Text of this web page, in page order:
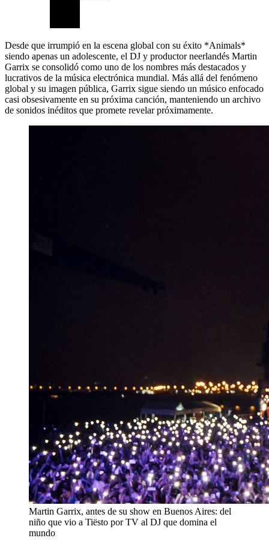
Desde que irrumpió en la escena global con su éxito *Animals*
siendo apenas un adolescente, el DJ y productor neerlandés Martin
Garrix se consolidó como uno de los nombres más destacados y
lucrativos de la música electrónica mundial. Más allá del fenómeno
global y su imagen pública, Garrix sigue siendo un músico enfocado
casi obsesivamente en su próxima canción, manteniendo un archivo
de sonidos inéditos que promete revelar próximamente.
Martin Garrix, antes de su show en Buenos Aires: del
niño que vio a Tiësto por TV al DJ que domina el
mundo